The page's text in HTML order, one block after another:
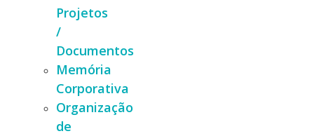
Projetos
/
Documentos
Memória
Corporativa
Organização
de